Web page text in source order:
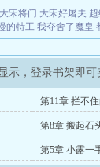
大宋将门 大宋好屠夫
的特工 我夺舍了魔皇
示，登录书架即可
第11章 拦不
第8章 搬起石
第5章 小露一